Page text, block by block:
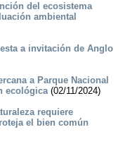
del ecosistema
ambiental
a invitación de Anglo
a Parque Nacional
ecológica(02/11/2024)
requiere
el bien común